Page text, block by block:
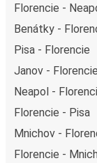
Florencie -
Benátky -
Pisa - Florencie
Janov - Florencie
Neapol -
Florencie - Pisa
Mnichov -
Florencie -